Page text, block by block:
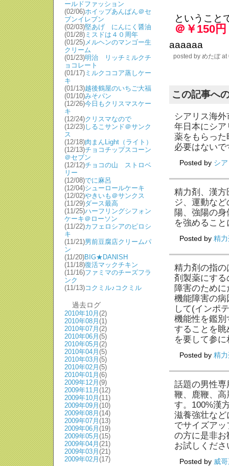
ールドファッション
(02/06)ホイップあんぱん＠セ
ブンイレブン
(02/03)堅あげ にんにく醤油
(01/28) ミスドは４０周年
(01/25)メルヘンのマンゴー生
クリーム
(01/23)明治 リッチミルクチ
ョコレート
(01/17) ミルクココア蒸しケー
キ
(01/13)越後鶴屋のいちご大福
(01/10)みそパン
(12/26)今日もクリスマスケー
キ
(12/24)クリスマなので
(12/23)しるこサンド＠サンク
ス
(12/18)肉まんLight（ライト）
(12/13)チョコチップスコーン
＠セブン
(12/12)チョコの山 ストロベ
リー
(12/08)でに麻呂
(12/04)シューロールケーキ
(12/02)やきいも＠サンクス
(11/29)ダース最高
(11/25)ハーフリングシフォン
ケーキ＠ローソン
(11/22)カフェロシアのピロシ
キ
(11/21)男前豆腐店クリームパ
ン
(11/20)BIG★DANISH
(11/18)復活マックチキン
(11/16)ファミマのチーズフラ
ンク
(11/13)コクミル♪コクミル
過去ログ
2010年10月 (2)
2010年08月 (1)
2010年07月 (2)
2010年06月 (5)
2010年05月 (2)
2010年04月 (5)
2010年03月 (5)
2010年02月 (5)
2010年01月 (6)
2009年12月 (9)
2009年11月 (12)
2009年10月 (11)
2009年09月 (10)
2009年08月 (14)
2009年07月 (13)
2009年06月 (19)
2009年05月 (15)
2009年04月 (21)
2009年03月 (21)
2009年02月 (17)
ということ
＠￥150
aaaaaa
posted by めたぼat
この記事へ
シアリス海
年日本にシ
薬をもらっ
必要はないで
Posted by シ
精力剤、漢
ジ、運動な
陽、強陽の
を強めるこ
Posted by 精
精力剤の指
剤製薬にす
障害のため
機能障害の
して(インポ
機能性を鑑
することを
を要して参
Posted by 精
話題の男性
鞭、鹿鞭、
す。100%漢
滋養強壮な
でサイズア
の方に是非
お試しくださ
Posted by 威